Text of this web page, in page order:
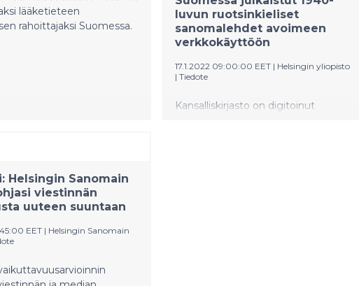
lääketieteen
rahoittajaksi Suomessa.
luvun ruotsinkieliset
sanomalehdet avoimeen
verkkokäyttöön
17.1.2022 09:00:00 EET | Helsingin yliopisto
| Tiedote
Kansalliskirjasto on digitoinut
Helsingin Sanomain
viestinnän
uuteen suuntaan
EET | Helsingin Sanomain